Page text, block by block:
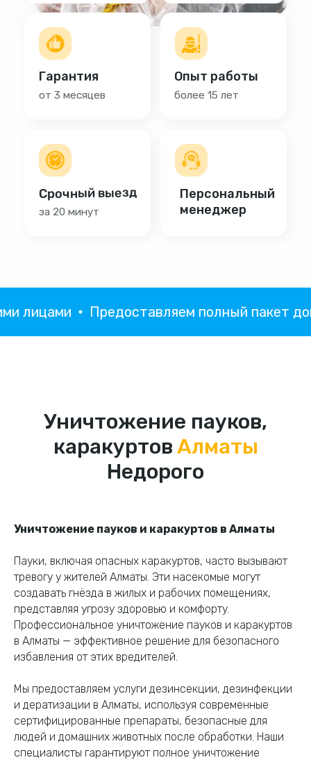
Предоставляем полный пакет
Уничтожение пауков,
каракуртовАлматы
Недорого
Уничтожение пауков и каракуртов в Алматы
Пауки, включая опасных каракуртов, часто вызывают
тревогу у жителей Алматы. Эти насекомые могут
создавать гнёзда в жилых и рабочих помещениях,
представляя угрозу здоровью и комфорту.
Профессиональное уничтожение пауков и каракуртов
в Алматы — эффективное решение для безопасного
избавления от этих вредителей.
Мы предоставляем услуги дезинсекции, дезинфекции
и дератизации в Алматы, используя современные
сертифицированные препараты, безопасные для
людей и домашних животных после обработки. Наши
специалисты гарантируют полное уничтожение